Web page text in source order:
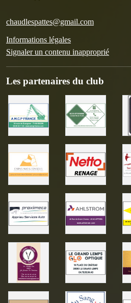
chaudlespattes@gmail.com
Informations légales
Signaler un contenu inapproprié
Les partenaires du club